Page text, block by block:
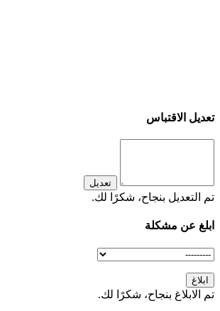
تعديل الاقتباس
تعديل
تم التعديل بنجاح، شكرًا لك.
ابلغ عن مشكلة
ابلاغ
تم الابلاغ بنجاح، شكرًا لك.